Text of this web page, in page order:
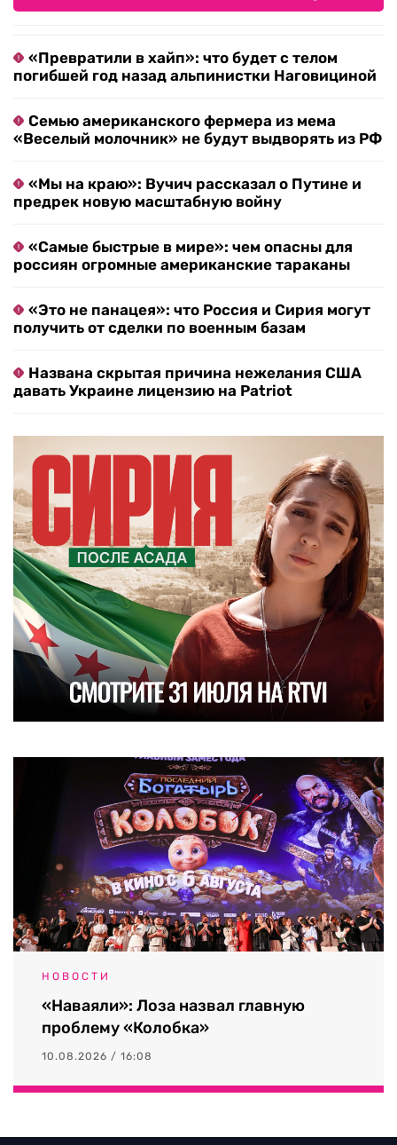
«Превратили в хайп»: что будет с телом
погибшей год назад альпинистки Наговициной
Семью американского фермера из мема
«Веселый молочник» не будут выдворять из РФ
«Мы на краю»: Вучич рассказал о Путине и
предрек новую масштабную войну
«Самые быстрые в мире»: чем опасны для
россиян огромные американские тараканы
«Это не панацея»: что Россия и Сирия могут
получить от сделки по военным базам
Названа скрытая причина нежелания США
давать Украине лицензию на Patriot
НОВОСТИ
«Наваяли»: Лоза назвал главную
проблему «Колобка»
10.08.2026 / 16:08